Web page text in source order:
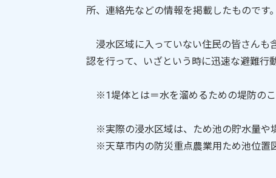
所、連絡先などの情報を掲載したものです。
浸水区域に入っていない住民の皆さんも
認を行って、いざという時に迅速な避難行
※1堤体とは＝水を溜めるための堤防のこ
※実際の浸水区域は、ため池の貯水量や
※天草市内の防災重点農業用ため池位置